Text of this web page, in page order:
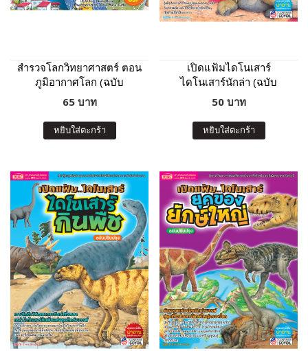
สำรวจโลกวิทยาศาสตร์ ตอน
ภูมิอากาศโลก (ฉบับ
ปรับปรุง)
65 บาท
หยิบใส่ตะกร้า
เปิดแฟ้มไดโนเสาร์
ไดโนเสาร์นักล่า (ฉบับ
ปรับปรุง)
50 บาท
หยิบใส่ตะกร้า